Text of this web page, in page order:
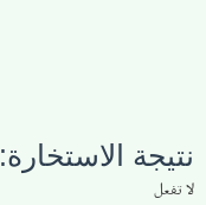
نتيجة الاستخارة:
لا تفعل